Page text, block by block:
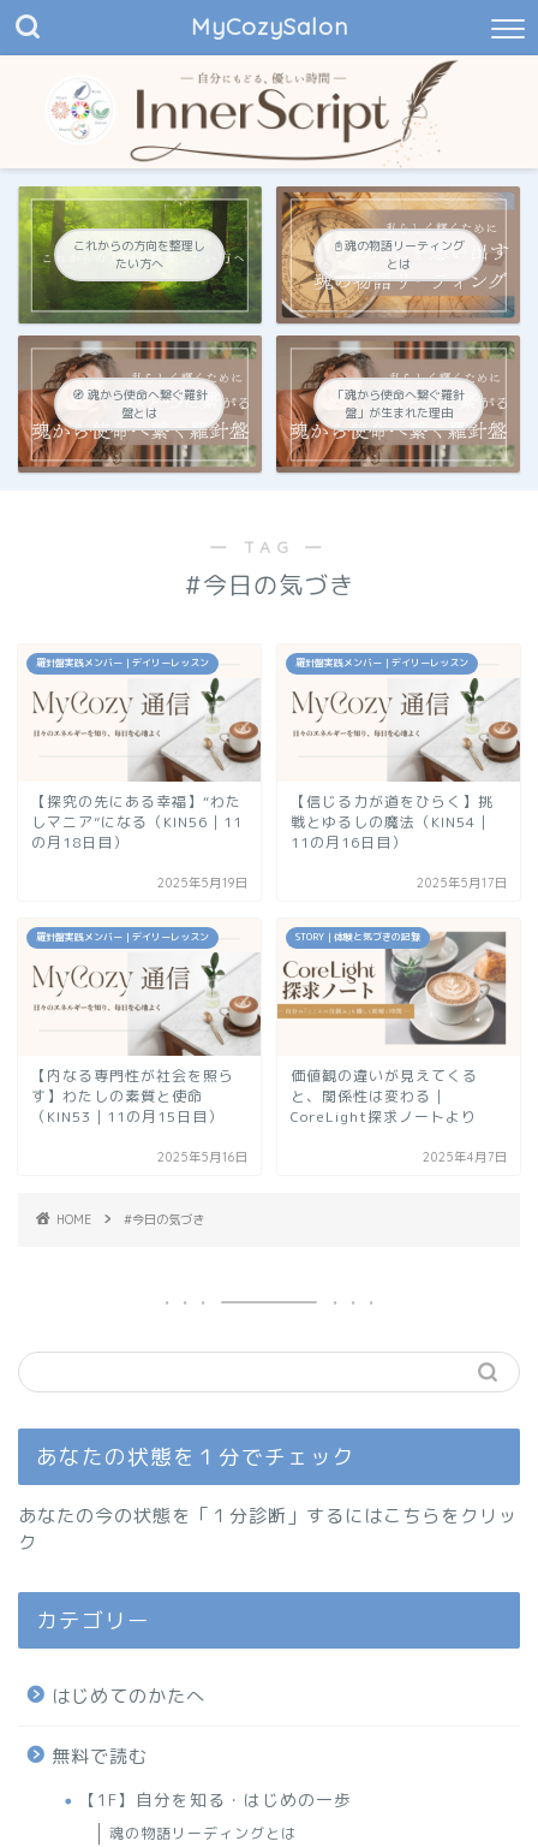
MyCozySalon
これからの方向を整理し
たい方へ
📓魂の物語リーティング
とは
🧭 魂から使命へ繋ぐ羅針
盤とは
「魂から使命へ繋ぐ羅針
盤」が生まれた理由
― TAG ―
#今日の気づき
羅針盤実践メンバー｜デイリーレッスン
【探究の先にある幸福】“わた
しマニア”になる（KIN56｜11
の月18日目）
2025年5月19日
羅針盤実践メンバー｜デイリーレッスン
【信じる力が道をひらく】挑
戦とゆるしの魔法（KIN54｜
11の月16日目）
2025年5月17日
羅針盤実践メンバー｜デイリーレッスン
【内なる専門性が社会を照ら
す】わたしの素質と使命
（KIN53｜11の月15日目）
2025年5月16日
STORY｜体験と気づきの記録
価値観の違いが見えてくる
と、関係性は変わる｜
CoreLight探求ノートより
2025年4月7日
HOME #今日の気づき
あなたの状態を１分でチェック
あなたの今の状態を「１分診断」するにはこちらをクリッ
ク
カテゴリー
はじめてのかたへ
無料で読む
【1F】自分を知る・はじめの一歩
魂の物語リーディングとは